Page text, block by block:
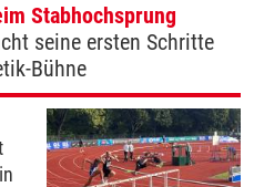
Stabhochsprung
seine ersten Schritte
Bühne